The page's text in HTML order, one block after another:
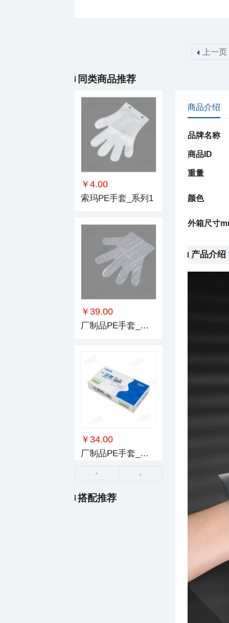
上一页
同类商品推荐
￥4.00
索玛PE手套_系列1
￥39.00
厂制品PE手套_系列1
￥34.00
厂制品PE手套_系列4
搭配推荐
商品介绍
品牌名称
商品ID
重量
颜色
外箱尺寸
产品介绍